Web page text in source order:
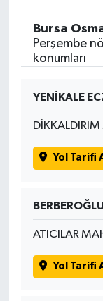
Bursa
Perşembe
konumları
YENİKALE
Yol Tarifi
ATICILAR
Yol Tarifi